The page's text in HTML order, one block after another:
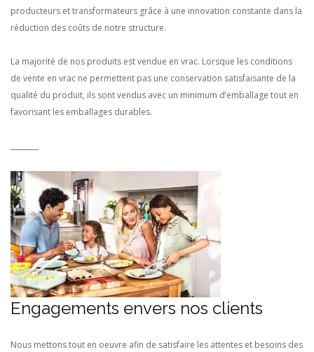
producteurs et transformateurs grâce à une innovation constante dans la
réduction des coûts de notre structure.
La majorité de nos produits est vendue en vrac. Lorsque les conditions
de vente en vrac ne permettent pas une conservation satisfaisante de la
qualité du produit, ils sont vendus avec un minimum d’emballage tout en
favorisant les emballages durables.
Engagements envers nos clients
Nous mettons tout en oeuvre afin de satisfaire les attentes et besoins des